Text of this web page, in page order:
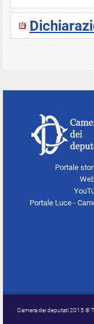
Portale
Portale Luce -
Camera dei deputati 2015 ©